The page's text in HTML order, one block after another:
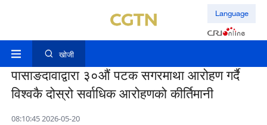
Language
खोजी
पासाङदावाद्वारा ३०औं पटक सगरमाथा आरोहण गर्दै
विश्वकै दोस्रो सर्वाधिक आरोहणको कीर्तिमानी
08:10:45 2026-05-20